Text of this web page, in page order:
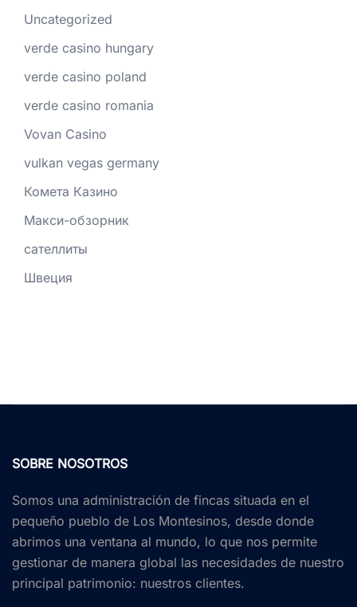
Uncategorized
verde casino hungary
verde casino poland
verde casino romania
Vovan Casino
vulkan vegas germany
Комета Казино
Макси-обзорник
сателлиты
Швеция
SOBRE NOSOTROS
Somos una administración de fincas situada en el
pequeño pueblo de Los Montesinos, desde donde
abrimos una ventana al mundo, lo que nos permite
gestionar de manera global las necesidades de nuestro
principal patrimonio: nuestros clientes.